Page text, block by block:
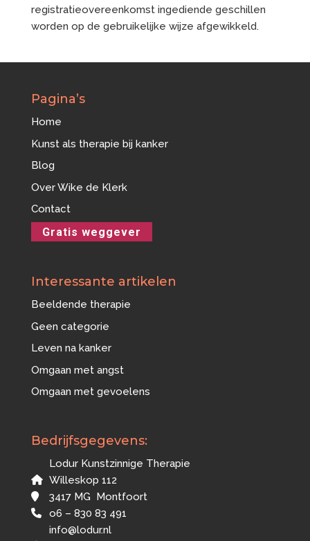
registratieovereenkomst ingediende geschillen
worden op de gebruikelijke wijze afgewikkeld.
Pagina’s
Home
Kunst als therapie bij kanker
Blog
Over Wike de Klerk
Contact
Gratis weggever
Interessante artikelen
Beeldende therapie
Geen categorie
Leven na kanker
Omgaan met angst
Omgaan met gevoelens
Bedrijfsgegevens:
Lodur Kunstzinnige Therapie
Willeskop 112
3417 MG Montfoort
o6 – 830 83 491
info@lodur.nl